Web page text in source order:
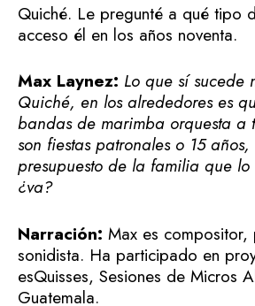
Quiché. Le pregunté a qué tipo
acceso él en los años noventa.
Max Laynez: Lo que sí sucede
Quiché, en los alrededores es
bandas de marimba orquesta a
son fiestas patronales o 15
presupuesto de la familia que lo
¿va?
Narración: Max es
sonidista. Ha participado en
esQuisses, Sesiones de Micros
Guatemala.